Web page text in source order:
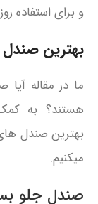
و برای استفاده
بهترین صندل
ما در مقاله
هستند؟ به
بهترین صندل
میکنیم.
صندل جلو